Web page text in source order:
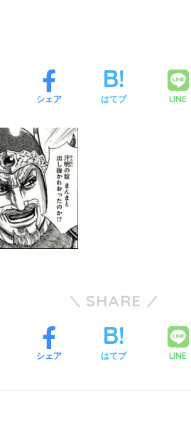
シェア はてブ LINE
SHARE
シェア はてブ LINE